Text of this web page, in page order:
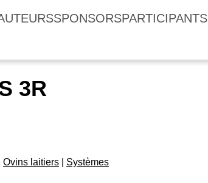
SPONSORSPARTICIPANTS
3R
Ovins laitiers
Systèmes